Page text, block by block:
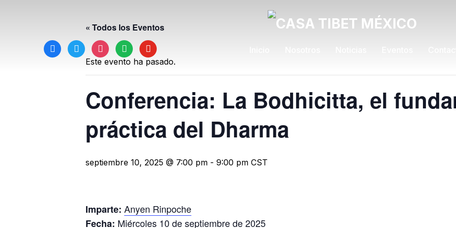
facebook
twitter instagramspotifyyoutube
« Todos los Eventos
Este evento ha pasado.
Conferencia: La Bodhicitta, el
práctica del Dharma
septiembre 10, 2025 @ 7:00 pm - 9:00 pm CST
Imparte: Anyen Rinpoche
Fecha: Miércoles 10 de septiembre de 2025